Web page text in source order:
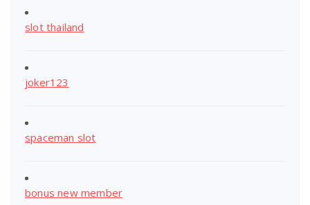
slot thailand
joker123
spaceman slot
bonus new member